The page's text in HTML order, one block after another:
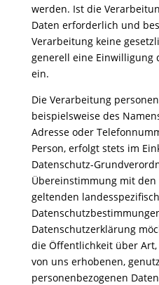
werden. Ist die
Daten erforderlich und
Verarbeitung keine
generell eine Einwilligung
ein.
Die Verarbeitung
beispielsweise des
Adresse oder
Person, erfolgt stets im
Datenschutz-
Übereinstimmung mit
geltenden
Datenschutzerklärung
die Öffentlichkeit über
von uns erhobenen,
personenbezogenen